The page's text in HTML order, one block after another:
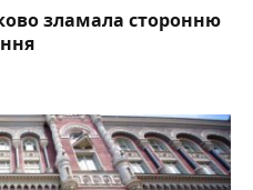
зламала сторонню